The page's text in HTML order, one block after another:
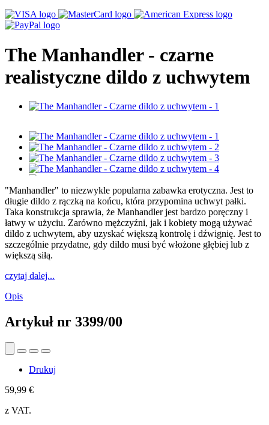
The Manhandler - czarne
realistyczne dildo z uchwytem
"Manhandler" to niezwykle popularna zabawka erotyczna. Jest to
długie dildo z rączką na końcu, która przypomina uchwyt pałki.
Taka konstrukcja sprawia, że Manhandler jest bardzo poręczny i
łatwy w użyciu. Zarówno mężczyźni, jak i kobiety mogą używać
dildo z uchwytem, aby uzyskać większą kontrolę i dźwignię. Jest to
szczególnie przydatne, gdy dildo musi być włożone głębiej lub z
większą siłą.
czytaj dalej...
Opis
Artykuł nr 3399/00
Drukuj
59,99 €
z VAT.